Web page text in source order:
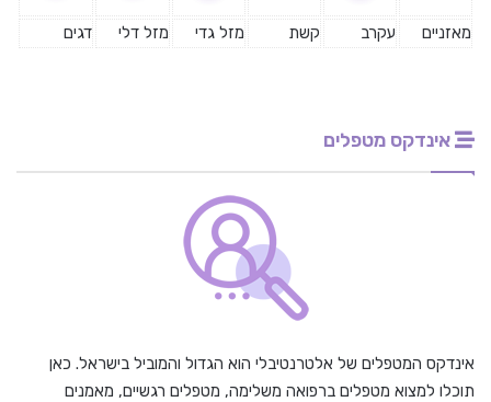
מאזניים עקרב קשת מזל גדי מזל דלי דגים
אינדקס מטפלים
אינדקס המטפלים של אלטרנטיבלי הוא הגדול והמוביל בישראל. כאן
תוכלו למצוא מטפלים ברפואה משלימה, מטפלים רגשיים, מאמנים